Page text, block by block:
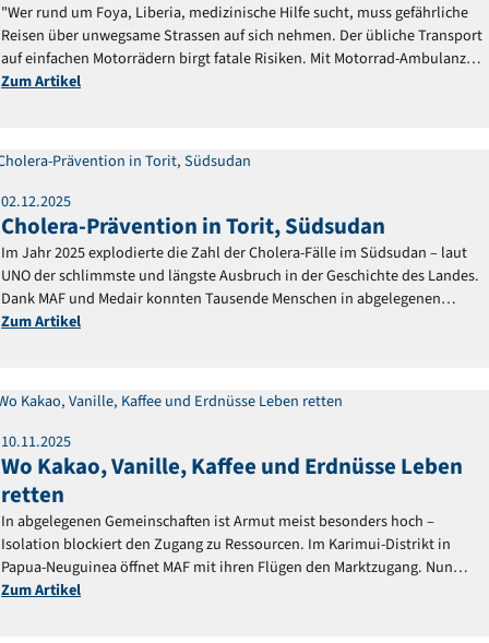
"Wer rund um Foya, Liberia, medizinische Hilfe sucht, muss gefährliche
Reisen über unwegsame Strassen auf sich nehmen. Der übliche Transport
auf einfachen Motorrädern birgt fatale Risiken. Mit Motorrad-Ambulanzen
kommt nun neue Hoffnung nach Liberia.
Zum Artikel
02.12.2025
Cholera-Prävention in Torit, Südsudan
Im Jahr 2025 explodierte die Zahl der Cholera-Fälle im Südsudan – laut
UNO der schlimmste und längste Ausbruch in der Geschichte des Landes.
Dank MAF und Medair konnten Tausende Menschen in abgelegenen
Gebieten gesund bleiben.
Zum Artikel
10.11.2025
Wo Kakao, Vanille, Kaffee und Erdnüsse Leben
retten
In abgelegenen Gemeinschaften ist Armut meist besonders hoch –
Isolation blockiert den Zugang zu Ressourcen. Im Karimui-Distrikt in
Papua-Neuguinea öffnet MAF mit ihren Flügen den Marktzugang. Nun
gestalten die Menschen vor Ort ihre Zukunft selbst.
Zum Artikel